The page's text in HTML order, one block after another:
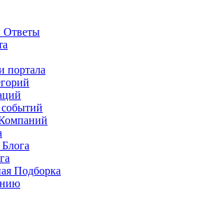
Ответы
портала
Подборка